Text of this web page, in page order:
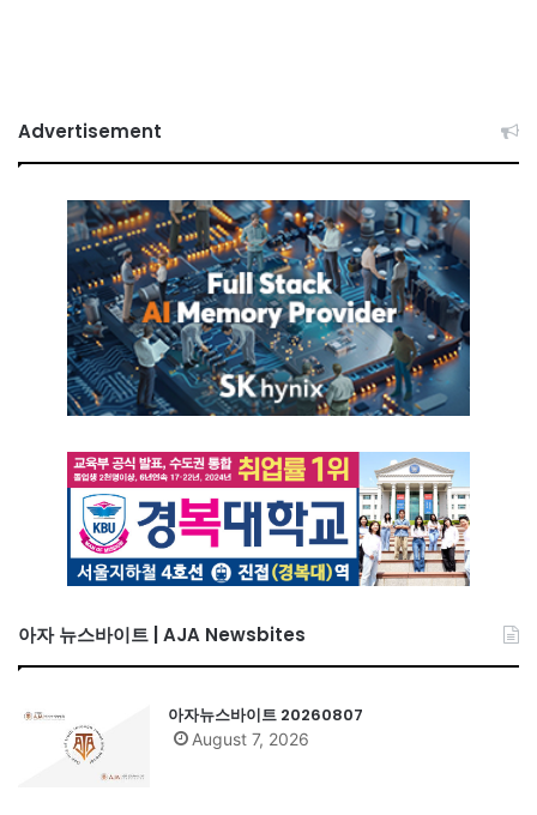
Advertisement
아자 뉴스바이트 | AJA Newsbites
아자뉴스바이트 20260807
August 7, 2026